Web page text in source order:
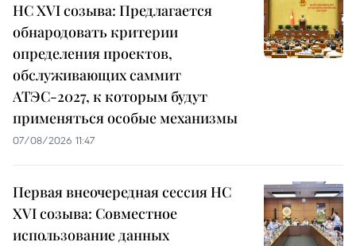
НС XVI созыва: Предлагается
обнародовать критерии
определения проектов,
обслуживающих саммит
АТЭС-2027, к которым будут
применяться особые механизмы
07/08/2026 11:47
Первая внеочередная сессия НС
XVI созыва: Совместное
использование данных